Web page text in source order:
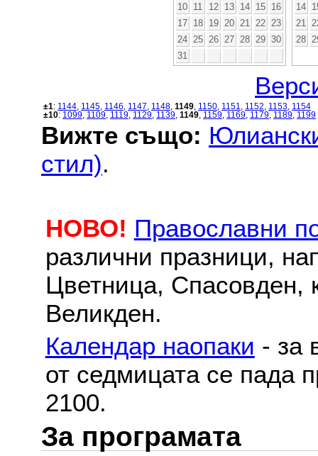
10
11 12 13 14 15
16
17
18 19 20 21 22
23
24
25 26 27 28 29 30
31
14
21
28
±1: 1144 1145 1146 1147 1148 1149 1150 1151 1152 1153 1154
±10: 1099 1109 1119 1129 1139 1149 1159 1169 1179 1189 1199
Вижте също:
стил).
НОВО! Православни
различни празници,
Цветница, Спасовден,
Великден.
Календар наопаки - за
от седмицата се пада
2100.
За програмата